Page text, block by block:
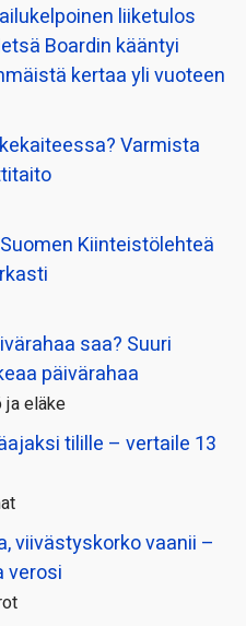
liiketulos
Boardin kääntyi
kertaa yli vuoteen
Varmista
Kiinteistölehteä
saa? Suuri
päivärahaa
ja eläke
tilille – vertaile 13
viivästyskorko vaanii –
verosi